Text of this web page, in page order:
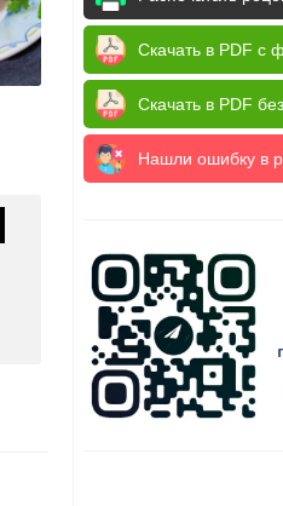
Скачать в PDF с
Скачать в PDF
Нашли ошибку в